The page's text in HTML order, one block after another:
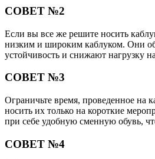
СОВЕТ №2
Если вы все же решите носить
низким и широким каблуком. Они
устойчивость и снижают нагрузку
СОВЕТ №3
Ограничьте время, проведенное на
носить их только на короткие
при себе удобную сменную обувь,
СОВЕТ №4